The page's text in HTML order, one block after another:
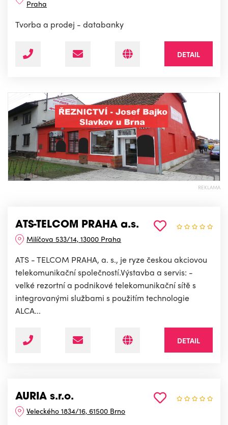
Praha
Tvorba a prodej - databanky
DETAIL
REKLAMA
ATS-TELCOM PRAHA a.s.
Milíčova 533/14, 13000 Praha
ATS - TELCOM PRAHA, a. s., je ryze českou akciovou
telekomunikační společností.Výstavba a servis: -
velké rezortní a podnikové telekomunikační sítě s
integrovanými službami s použitím technologie
ALCA...
DETAIL
AURIA s.r.o.
Veleckého 1834/16, 61500 Brno